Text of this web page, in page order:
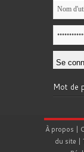
Mot de
À propos |
du site |